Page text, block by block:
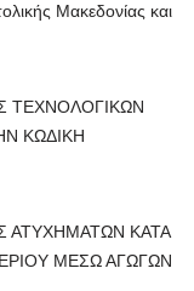
Μακεδονίας και
ΤΕΧΝΟΛΟΓΙΚΩΝ
ΚΩΔΙΚΗ
ΑΤΥΧΗΜΑΤΩΝ ΚΑΤΑ
ΜΕΣΩ ΑΓΩΓΩΝ